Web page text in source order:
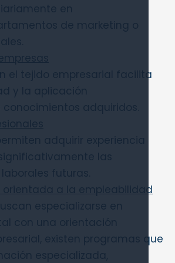
en
de marketing o
el tejido empresarial facilita
y la aplicación
adquiridos.
adquirir experiencia
las
futuras.
orientada a la empleabilidad
especializarse en
con una orientación
existen programas que
especializada,